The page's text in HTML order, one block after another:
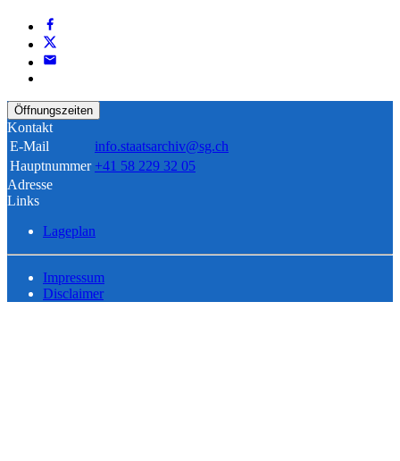
Öffnungszeiten
Kontakt
E-Mail
info.staatsarchiv@sg.ch
Hauptnummer +41 58 229 32 05
Adresse
Links
Lageplan
Impressum
Disclaimer